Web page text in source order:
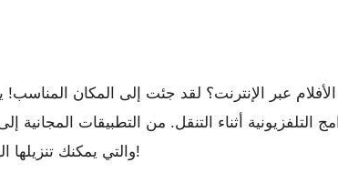
التلفزيونية أثناء التنقل. من التطبيقات المجانية
نتعمق في بعض أفضل تطبيقات الأفلام لنظام Android والتي يمكنك تنزيلها اليوم!